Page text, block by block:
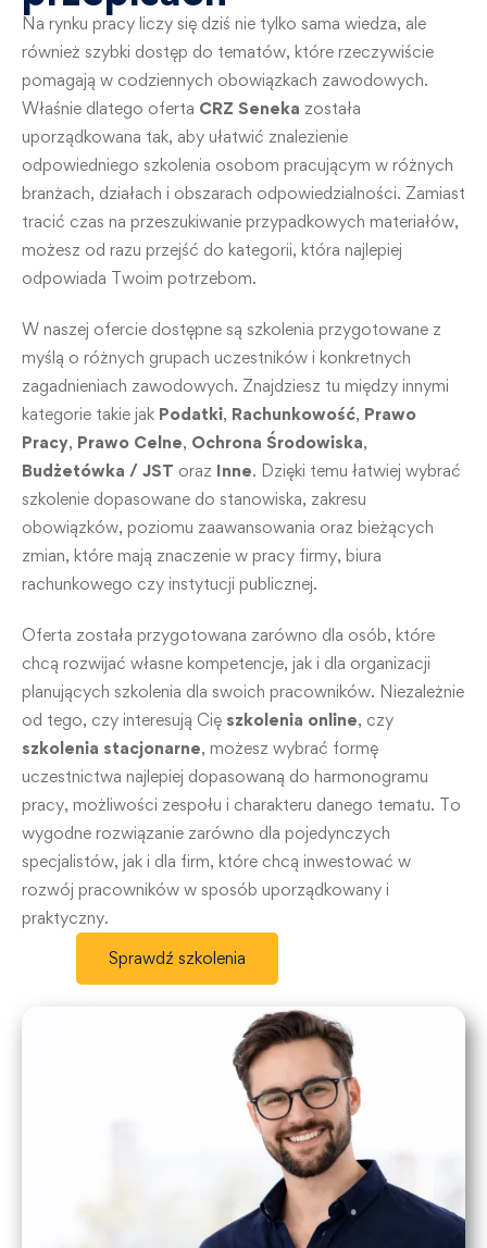
Na rynku pracy liczy się dziś nie tylko sama wiedza, ale
również szybki dostęp do tematów, które rzeczywiście
pomagają w codziennych obowiązkach zawodowych.
Właśnie dlatego oferta CRZ Seneka została
uporządkowana tak, aby ułatwić znalezienie
odpowiedniego szkolenia osobom pracującym w różnych
branżach, działach i obszarach odpowiedzialności. Zamiast
tracić czas na przeszukiwanie przypadkowych materiałów,
możesz od razu przejść do kategorii, która najlepiej
odpowiada Twoim potrzebom.
W naszej ofercie dostępne są szkolenia przygotowane z
myślą o różnych grupach uczestników i konkretnych
zagadnieniach zawodowych. Znajdziesz tu między innymi
kategorie takie jak Podatki, Rachunkowość, Prawo
Pracy, Prawo Celne, Ochrona Środowiska,
Budżetówka / JST oraz Inne. Dzięki temu łatwiej wybrać
szkolenie dopasowane do stanowiska, zakresu
obowiązków, poziomu zaawansowania oraz bieżących
zmian, które mają znaczenie w pracy firmy, biura
rachunkowego czy instytucji publicznej.
Oferta została przygotowana zarówno dla osób, które
chcą rozwijać własne kompetencje, jak i dla organizacji
planujących szkolenia dla swoich pracowników. Niezależnie
od tego, czy interesują Cię szkolenia online, czy
szkolenia stacjonarne, możesz wybrać formę
uczestnictwa najlepiej dopasowaną do harmonogramu
pracy, możliwości zespołu i charakteru danego tematu. To
wygodne rozwiązanie zarówno dla pojedynczych
specjalistów, jak i dla firm, które chcą inwestować w
rozwój pracowników w sposób uporządkowany i
praktyczny.
Sprawdź szkolenia